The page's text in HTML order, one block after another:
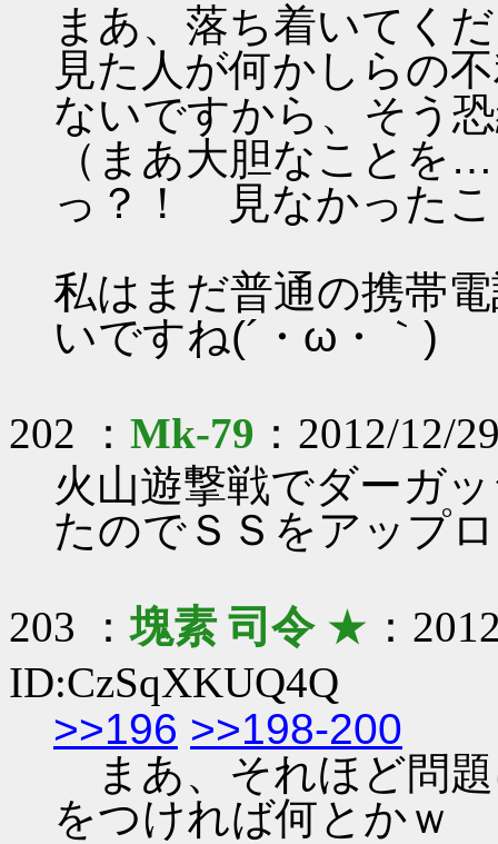
まあ、落ち着いてく
見た人が何かしらの
ないですから、そう
（まあ大胆なこと
っ？！ 見なかったこ
私はまだ普通の携帯
いですね(´・ω・｀)
202 ： Mk-79 ：2012/12/
火山遊撃戦でダーガ
たのでＳＳをアップ
203 ：塊素 司令★ ：
ID:CzSqXKUQ4Q
>>196 >>198-200
まあ、それほど問
をつければ何とかｗ